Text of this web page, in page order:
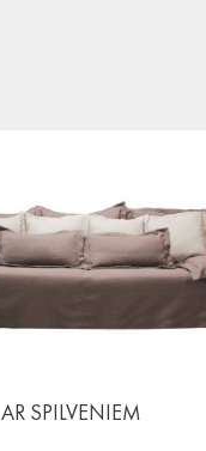
AR SPILVENIEM